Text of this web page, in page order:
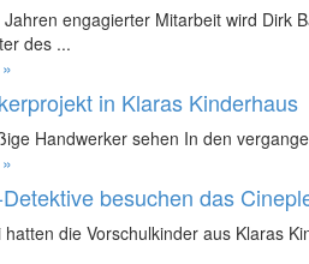
Jahren engagierter Mitarbeit wird Dirk
des ...
in Klaras Kinderhaus
Handwerker sehen In den
besuchen das
hatten die Vorschulkinder aus Klaras